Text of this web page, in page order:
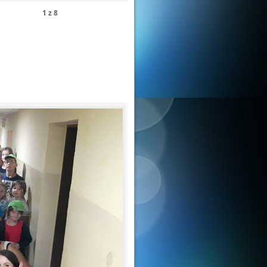
1 z8